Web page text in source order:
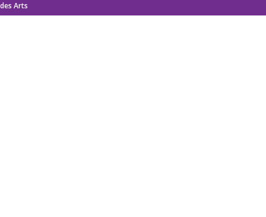
des Arts